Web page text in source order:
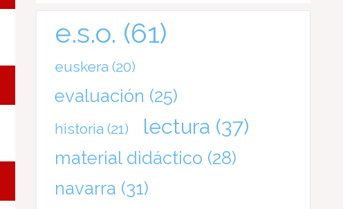
e.s.o. (61)
euskera (20)
evaluación (25)
historia (21) lectura (37)
material didáctico (28)
navarra (31)